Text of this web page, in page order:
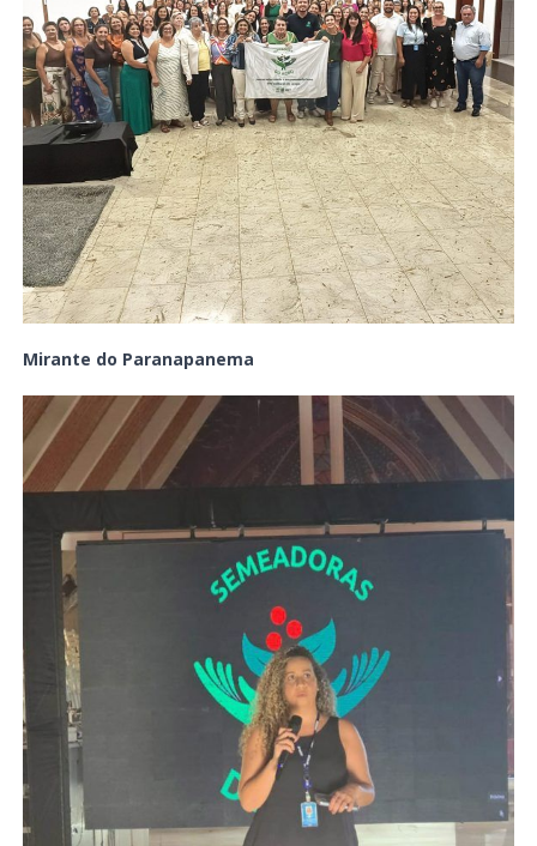
Mirante do Paranapanema